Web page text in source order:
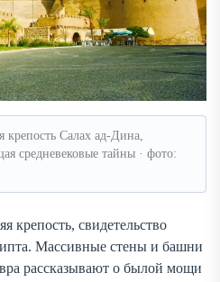
крепость Салах ад-Дина,
средневековые тайны · фото:
крепость, свидетельство
Массивные стены и башни
рассказывают о былой мощи